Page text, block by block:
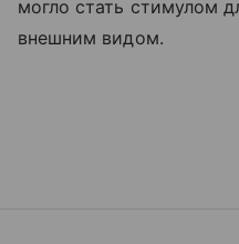
могло стать стимулом
внешним видом.